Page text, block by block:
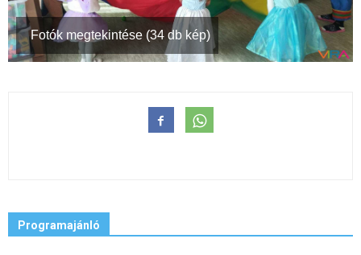
Fotók megtekintése (34 db kép)
Programajánló